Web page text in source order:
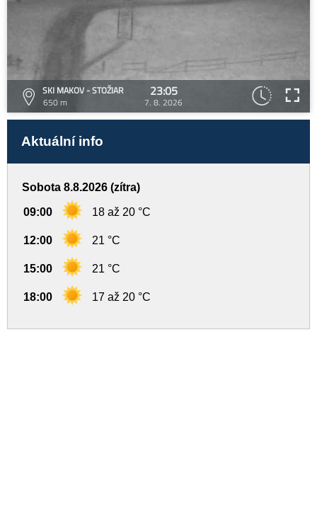
SKI MAKOV - STOŽIAR
650 m
23:05
7. 8. 2026
Aktuální info
Sobota 8.8.2026 (zítra)
09:00 18 až 20 °C
12:00 21 °C
15:00 21 °C
18:00 17 až 20 °C